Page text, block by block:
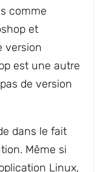
comme
et
version
est une autre
de version
dans le fait
Même si
Linux,